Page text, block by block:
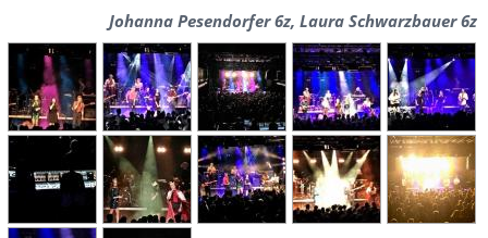
Johanna Pesendorfer 6z, Laura Schwarzbauer 6z